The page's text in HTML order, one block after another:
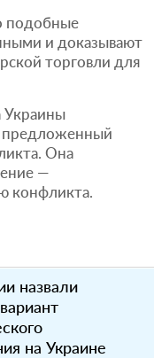
подобные
и доказывают
торговли для
Украины
предложенный
Она
—
конфликта.
назвали
на Украине